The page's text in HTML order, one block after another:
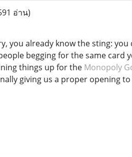
อ่าน)
you already know the sting: you
begging for the same card
things up for the Monopoly
giving us a proper opening